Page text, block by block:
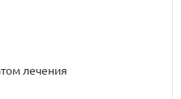
лечения